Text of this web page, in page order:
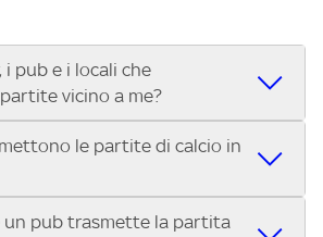
i pub e i locali che
vicino a me?
ristorante o locale vicino a te per
A ENILIVE, la Serie C Sky Wifi, la
la UEFA Europa League, la UEFA
il Tennis, la Formula 1®, la MotoGP™ e
le partite di calcio in
pub o ristoranti mostrano le partite
un pub trasmette la partita